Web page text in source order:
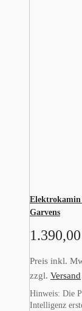
Garvens
1.390,00
Preis inkl.
zzgl. Versand
Hinweis: Die
Intelligenz